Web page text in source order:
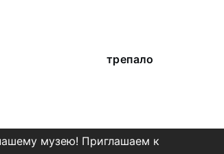
трепало
музею! Приглашаем к